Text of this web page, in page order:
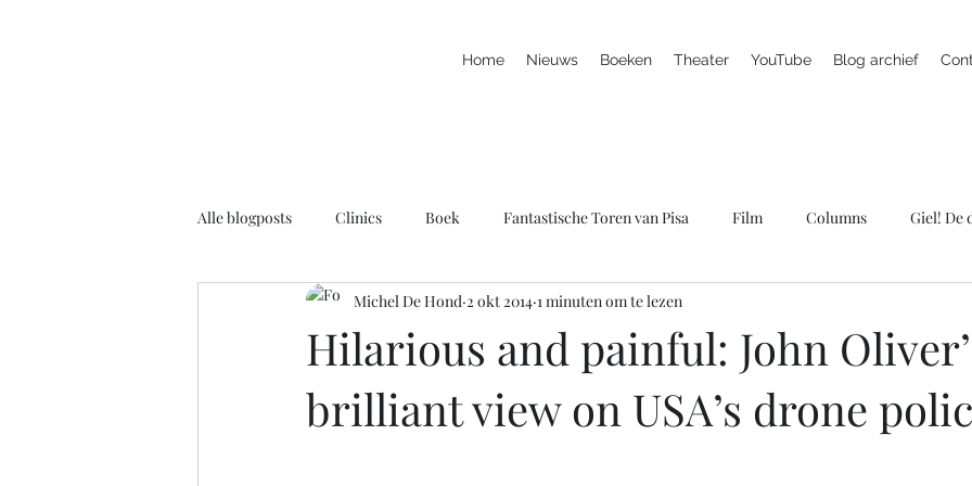
Home Nieuws Boeken Theater YouTube Blog archief
Alle blogposts Clinics Boek Fantastische Toren van Pisa Film Columns Giel! De
Leuke filmpjes Nieuws Marc is ziek
Rolstoelbasketbal Spreker Televisie Theater Wie bang is krijgt ook
Hilarious and painful: John
brilliant view on USA’s drone
Michel De Hond 2 okt 2014 1 minuten om te lezen